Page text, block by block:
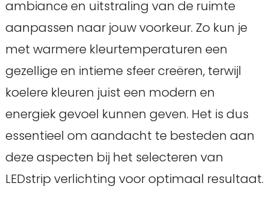
ambiance en uitstraling van de ruimte
aanpassen naar jouw voorkeur. Zo kun je
met warmere kleurtemperaturen een
gezellige en intieme sfeer creëren, terwijl
koelere kleuren juist een modern en
energiek gevoel kunnen geven. Het is dus
essentieel om aandacht te besteden aan
deze aspecten bij het selecteren van
LEDstrip verlichting voor optimaal resultaat.